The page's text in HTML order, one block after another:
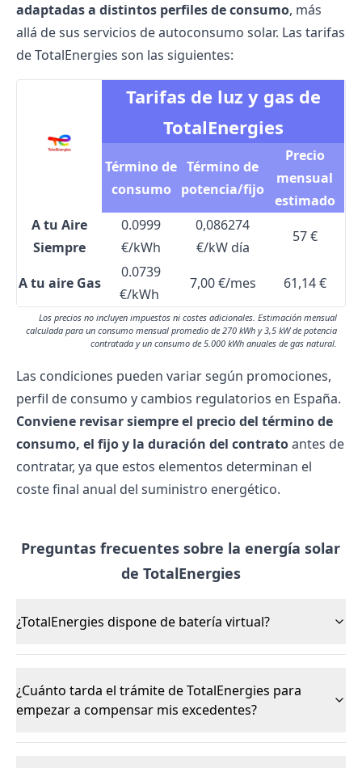
adaptadas a distintos perfiles de consumo, más
allá de sus servicios de autoconsumo solar. Las tarifas
de TotalEnergies son las siguientes:
Tarifas de luz y gas de
TotalEnergies
Término de
consumo
Término de
potencia/fijo
Precio
mensual
estimado
A tu Aire
Siempre
0.0999
€/kWh
0,086274
€/kW día
57 €
A tu aire Gas
0.0739
€/kWh
7,00 €/mes 61,14 €
Los precios no incluyen impuestos ni costes adicionales. Estimación mensual
calculada para un consumo mensual promedio de 270 kWh y 3,5 kW de potencia
contratada y un consumo de 5.000 kWh anuales de gas natural.
Las condiciones pueden variar según promociones,
perfil de consumo y cambios regulatorios en España.
Conviene revisar siempre el precio del término de
consumo, el fijo y la duración del contratoantes de
contratar, ya que estos elementos determinan el
coste final anual del suministro energético.
Preguntas frecuentes sobre la energía solar
de TotalEnergies
¿TotalEnergies dispone de batería virtual?
¿Cuánto tarda el trámite de TotalEnergies para
empezar a compensar mis excedentes?